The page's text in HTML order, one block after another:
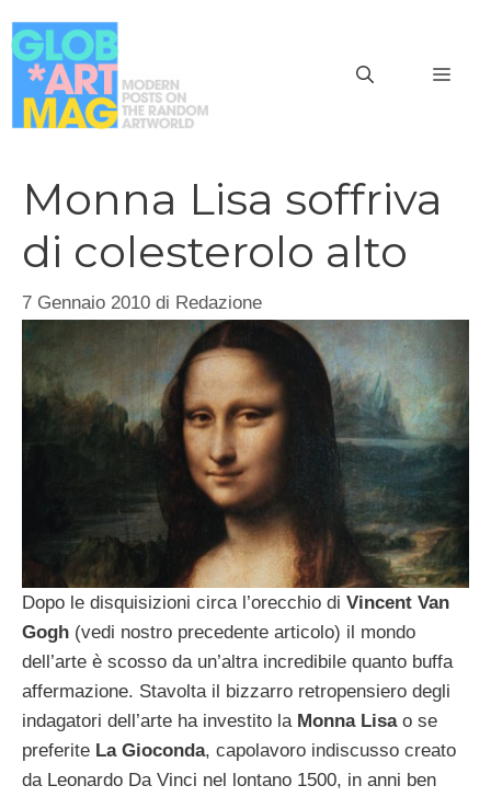
al
contenuto
Monna Lisa soffriva
di colesterolo alto
7 Gennaio 2010 di Redazione
Dopo le disquisizioni circa l’orecchio di Vincent Van
Gogh (vedi nostro precedente articolo) il mondo
dell’arte è scosso da un’altra incredibile quanto buffa
affermazione. Stavolta il bizzarro retropensiero degli
indagatori dell’arte ha investito la Monna Lisao se
preferite La Gioconda, capolavoro indiscusso creato
da Leonardo Da Vinci nel lontano 1500, in anni ben